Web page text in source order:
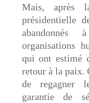
Mais, après
présidentielle
abandonnés
organisations
qui ont estimé
retour à la paix.
de regagner
garantie de